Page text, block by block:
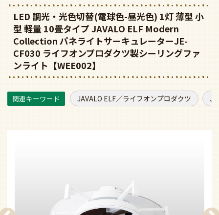
LED 調光・光色切替(電球色-昼光色) 1灯 薄型 小
型 軽量 10畳タイプ JAVALO ELF Modern
Collection パネライトサーキュレーターJE-
CF030 ライフオンプロダクツ製シーリングファ
ンライト【WEE002】
JAVALO ELF／ライフオンプロダクツ